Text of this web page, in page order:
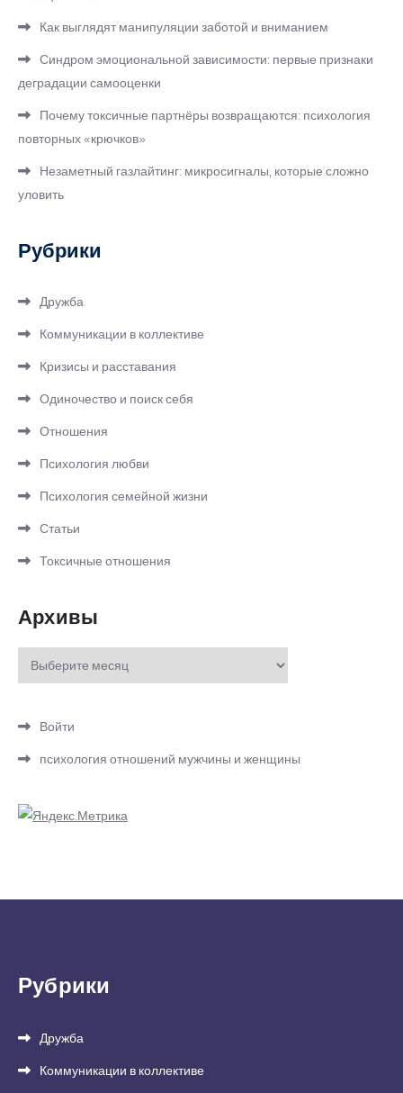
Как выглядят манипуляции заботой и вниманием
Синдром эмоциональной зависимости: первые признаки
деградации самооценки
Почему токсичные партнёры возвращаются: психология
повторных «крючков»
Незаметный газлайтинг: микросигналы, которые сложно
уловить
Рубрики
Дружба
Коммуникации в коллективе
Кризисы и расставания
Одиночество и поиск себя
Отношения
Психология любви
Психология семейной жизни
Статьи
Токсичные отношения
Архивы
Архивы
Войти
психология отношений мужчины и женщины
Рубрики
Дружба
Коммуникации в коллективе